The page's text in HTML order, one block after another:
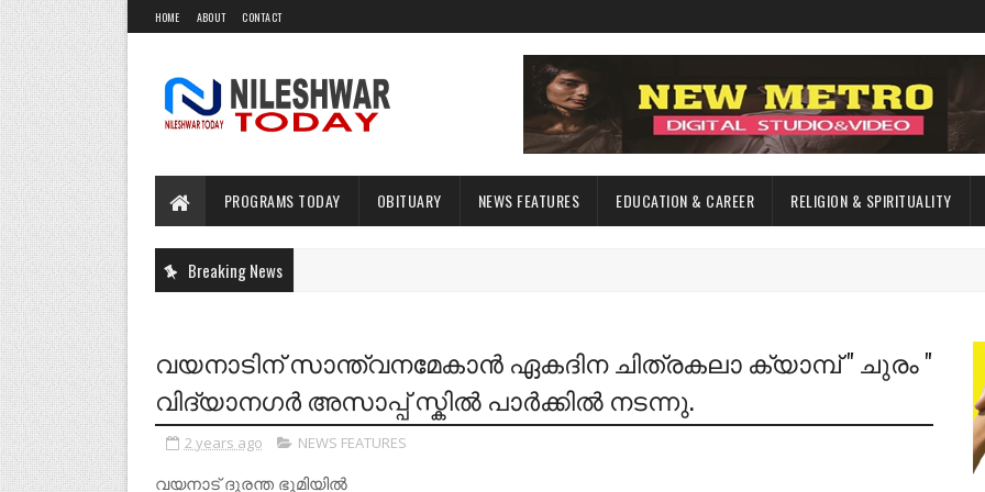
HOME ABOUT CONTACT
PROGRAMS TODAY OBITUARY NEWS FEATURES EDUCATION & CAREER RELIGION & SPIRITUALITY
Breaking News
വയനാടിന് സാന്ത്വനമേകാൻ ഏകദിന ചിത്രകലാ ക്യാമ്പ് " ചുരം "
വിദ്യാനഗർ അസാപ്പ് സ്കിൽ പാർക്കിൽ നടന്നു.
2 years ago NEWS FEATURES
വയനാട് ദുരന്ത ഭൂമിയിൽ